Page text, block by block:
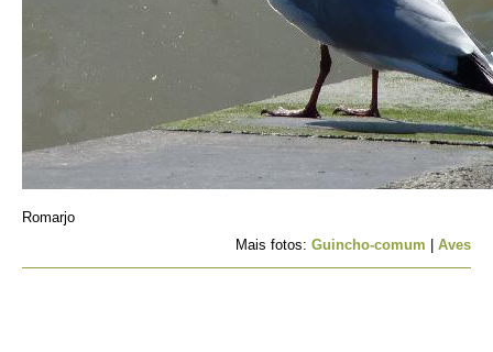
Romarjo
Mais fotos: Guincho-comum Aves